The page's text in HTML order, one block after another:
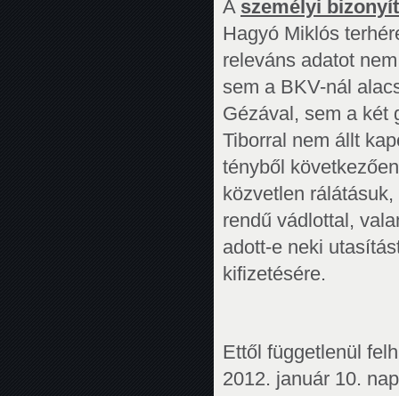
A személyi
Hagyó Miklós
releváns adatot
sem a BKV-nál
Gézával, sem a két
Tiborral nem állt
tényből
közvetlen
rendű vádlottal,
adott-e neki
kifizetésére.
Ettől függetlenül
2012. január 10.